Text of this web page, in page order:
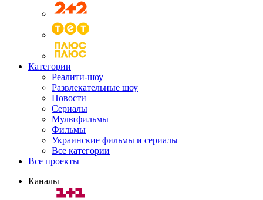
Категории
Реалити-шоу
Развлекательные шоу
Новости
Сериалы
Мультфильмы
Фильмы
Украинские фильмы и сериалы
Все категории
Все проекты
Каналы